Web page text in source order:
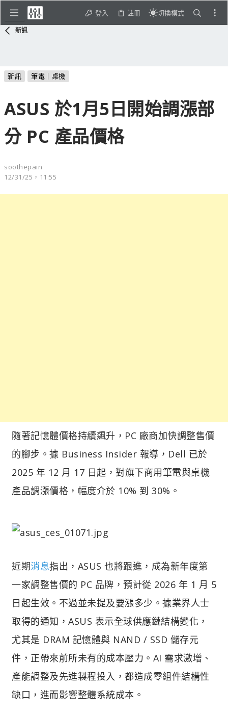
登入 註冊 切換模式
新訊
新訊 筆電｜桌機
ASUS 於1月5日開始調漲部
分 PC 產品價格
soothepain
12/31/25，11:55
隨著記憶體價格持續飆升，PC 廠商加快調整售價
的腳步。據 Business Insider 報導，Dell 已於
2025 年 12 月 17 日起，對旗下商用筆電與桌機
產品調漲價格，幅度介於 10% 到 30%。
近期消息指出，ASUS 也將跟進，成為新年度第
一家調整售價的 PC 品牌，預計從 2026 年 1 月 5
日起生效。不過並未提及要漲多少。據業界人士
取得的通知，ASUS 表示全球供應鏈結構變化，
尤其是 DRAM 記憶體與 NAND / SSD 儲存元
件，正帶來前所未有的成本壓力。AI 需求激增、
產能調整及先進製程投入，都造成零組件結構性
缺口，進而影響整體系統成本。